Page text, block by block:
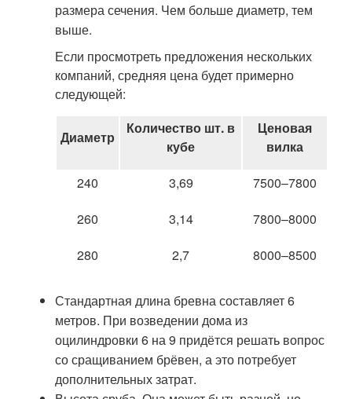
размера сечения. Чем больше диаметр, тем
выше.
Если просмотреть предложения нескольких
компаний, средняя цена будет примерно
следующей:
Диаметр
Количество шт. в
кубе
Ценовая
вилка
240
3,69
7500–7800
260
3,14
7800–8000
280
2,7 8000–8500
Стандартная длина бревна составляет 6
метров. При возведении дома из
оцилиндровки 6 на 9 придётся решать вопрос
со сращиванием брёвен, а это потребует
дополнительных затрат.